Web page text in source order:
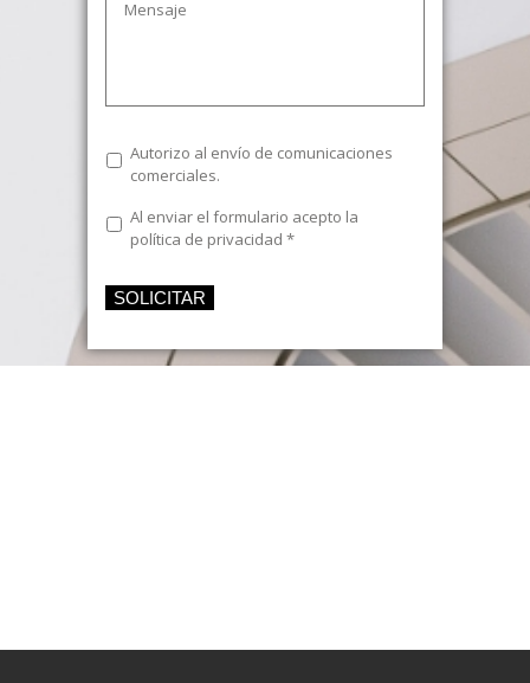
Envío
comerciales
Autorizo al envío de comunicaciones
comerciales.
Texto
Legal *
Al enviar el formulario acepto la
política de privacidad *
SOLICITAR